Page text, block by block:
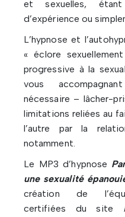
et sexuelles,
d’expérience ou
L’hypnose et
« éclore
progressive à la
vous
nécessaire – lâcher-
limitations reliées au
l’autre par la
notamment.
Le MP3 d’hypnose
une sexualité
création de
certifiées du site